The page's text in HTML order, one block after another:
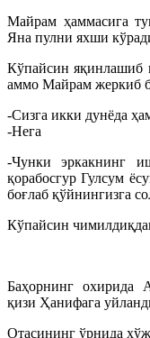
Майрам ҳаммасига
Яна пулни яхши
Кўпайсин яқинлашиб
аммо Майрам жеркиб
-Сизга икки дунёда
-Нега
-Чунки эркакнинг
қорабосгур Гулсум
боғлаб қўйнингизга
Кўпайсин
Баҳорнинг охирида
қизи Ҳанифага
Отасининг ўрнида